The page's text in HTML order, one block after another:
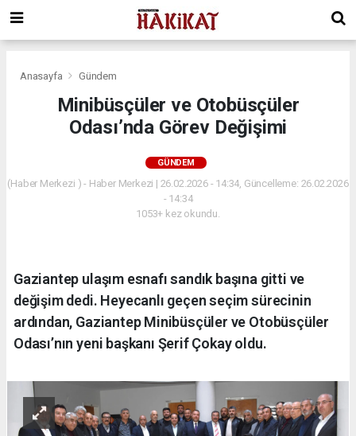
Anasayfa Gündem
Minibüsçüler ve Otobüsçüler
Odası’nda Görev Değişimi
GÜNDEM
(Haber Merkezi ) - Haber Merkezi | 26.02.2026 - 14:34, Güncelleme: 26.02.2026
- 14:34
1053+ kez okundu.
Gaziantep ulaşım esnafı sandık başına gitti ve
değişim dedi. Heyecanlı geçen seçim sürecinin
ardından, Gaziantep Minibüsçüler ve Otobüsçüler
Odası’nın yeni başkanı Şerif Çokay oldu.